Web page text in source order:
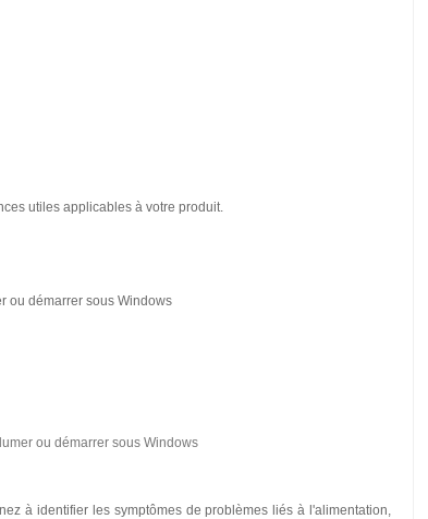
utiles applicables à votre produit.
ou démarrer sous Windows
ou démarrer sous Windows
à identifier les symptômes de problèmes liés à l'alimentation,